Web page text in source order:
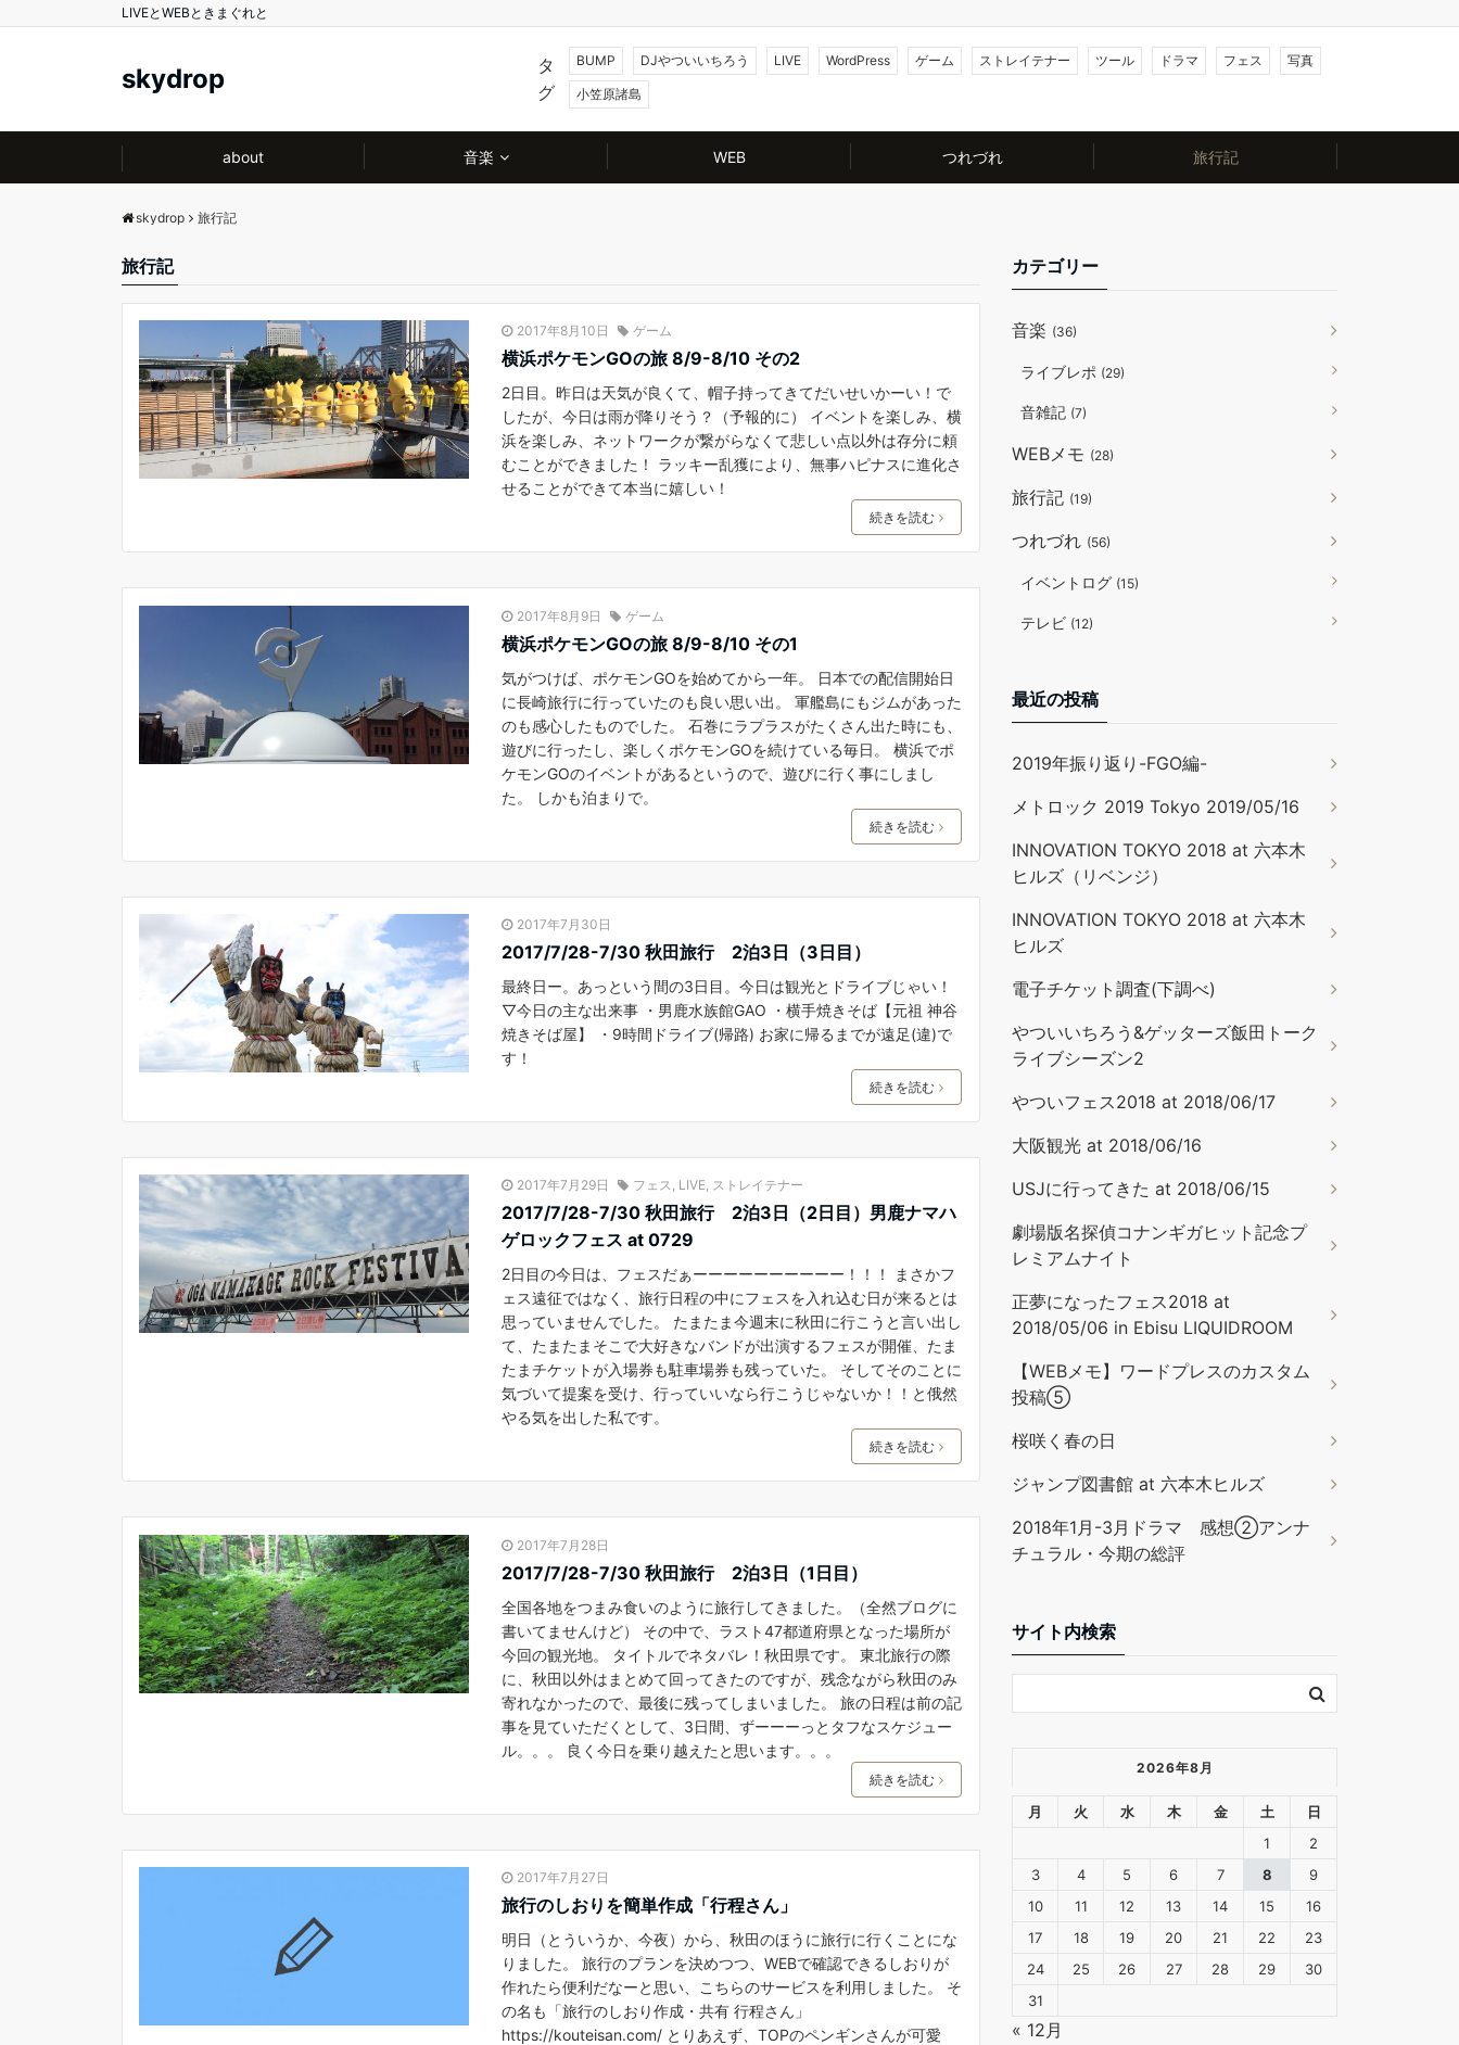
LIVEとWEBときまぐれと
skydrop
タ
グ
BUMP DJやついいちろう LIVE WordPress ゲーム ストレイテナー ツール ドラマ フェス 写真
小笠原諸島
about 音楽 WEB つれづれ 旅行記
skydrop 旅行記
旅行記
2017年8月10日 ゲーム
横浜ポケモンGOの旅 8/9-8/10 その2
2日目。昨日は天気が良くて、帽子持ってきてだいせいかーい！で
したが、今日は雨が降りそう？（予報的に） イベントを楽しみ、横
浜を楽しみ、ネットワークが繋がらなくて悲しい点以外は存分に頼
むことができました！ ラッキー乱獲により、無事ハピナスに進化さ
せることができて本当に嬉しい！
続きを読む
2017年8月9日 ゲーム
横浜ポケモンGOの旅 8/9-8/10 その1
気がつけば、ポケモンGOを始めてから一年。 日本での配信開始日
に長崎旅行に行っていたのも良い思い出。 軍艦島にもジムがあった
のも感心したものでした。 石巻にラプラスがたくさん出た時にも、
遊びに行ったし、楽しくポケモンGOを続けている毎日。 横浜でポ
ケモンGOのイベントがあるというので、遊びに行く事にしまし
た。 しかも泊まりで。
続きを読む
2017年7月30日
2017/7/28-7/30 秋田旅行 2泊3日（3日目）
最終日ー。あっという間の3日目。今日は観光とドライブじゃい！
▽今日の主な出来事 ・男鹿水族館GAO ・横手焼きそば【元祖 神谷
焼きそば屋】 ・9時間ドライブ(帰路) お家に帰るまでが遠足(違)で
す！
続きを読む
2017年7月29日 フェス, LIVE, ストレイテナー
2017/7/28-7/30 秋田旅行 2泊3日（2日目）男鹿ナマハ
ゲロックフェス at 0729
2日目の今日は、フェスだぁーーーーーーーーーー！！！ まさかフ
ェス遠征ではなく、旅行日程の中にフェスを入れ込む日が来るとは
思っていませんでした。 たまたま今週末に秋田に行こうと言い出し
て、たまたまそこで大好きなバンドが出演するフェスが開催、たま
たまチケットが入場券も駐車場券も残っていた。 そしてそのことに
気づいて提案を受け、行っていいなら行こうじゃないか！！と俄然
やる気を出した私です。
続きを読む
2017年7月28日
2017/7/28-7/30 秋田旅行 2泊3日（1日目）
全国各地をつまみ食いのように旅行してきました。（全然ブログに
書いてませんけど） その中で、ラスト47都道府県となった場所が
今回の観光地。 タイトルでネタバレ！秋田県です。 東北旅行の際
に、秋田以外はまとめて回ってきたのですが、残念ながら秋田のみ
寄れなかったので、最後に残ってしまいました。 旅の日程は前の記
事を見ていただくとして、3日間、ずーーーっとタフなスケジュー
ル。。。 良く今日を乗り越えたと思います。。。
続きを読む
2017年7月27日
旅行のしおりを簡単作成「行程さん」
明日（とういうか、今夜）から、秋田のほうに旅行に行くことにな
りました。 旅行のプランを決めつつ、WEBで確認できるしおりが
作れたら便利だなーと思い、こちらのサービスを利用しました。 そ
の名も「旅行のしおり作成・共有 行程さん」
https://kouteisan.com/ とりあえず、TOPのペンギンさんが可愛
カテゴリー
音楽 (36)
ライブレポ (29)
音雑記 (7)
WEBメモ (28)
旅行記 (19)
つれづれ (56)
イベントログ (15)
テレビ (12)
最近の投稿
2019年振り返り-FGO編-
メトロック 2019 Tokyo 2019/05/16
INNOVATION TOKYO 2018 at 六本木
ヒルズ（リベンジ）
INNOVATION TOKYO 2018 at 六本木
ヒルズ
電子チケット調査(下調べ)
やついいちろう&ゲッターズ飯田トーク
ライブシーズン2
やついフェス2018 at 2018/06/17
大阪観光 at 2018/06/16
USJに行ってきた at 2018/06/15
劇場版名探偵コナンギガヒット記念プ
レミアムナイト
正夢になったフェス2018 at
2018/05/06 in Ebisu LIQUIDROOM
【WEBメモ】ワードプレスのカスタム
投稿⑤
桜咲く春の日
ジャンプ図書館 at 六本木ヒルズ
2018年1月-3月ドラマ 感想②アンナ
チュラル・今期の総評
サイト内検索
2026年8月
月 火 水 木 金 土
日
1
2
3
4 5 6 7 8
9
10
11 12 13 14 15
16
17
18 19 20 21 22
23
24
25 26 27 28 29
30
31
« 12月